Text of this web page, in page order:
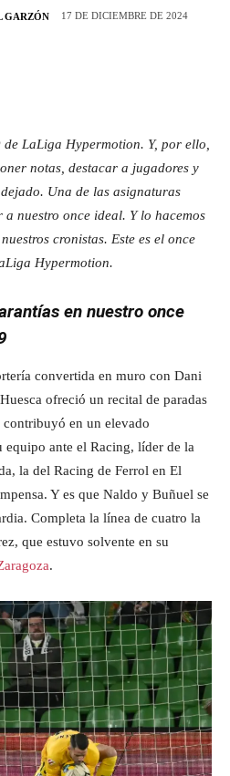
GARZÓN 17 DE DICIEMBRE DE 2024
LaLiga Hypermotion. Y, por ello,
notas, destacar a jugadores y
Una de las asignaturas
nuestro once ideal. Y lo hacemos
cronistas. Este es el once
Hypermotion.
en nuestro once
convertida en muro con Dani
ofreció un recital de paradas
en un elevado
equipo ante el Racing, líder de la
la del Racing de Ferrol en El
Y es que Naldo y Buñuel se
Completa la línea de cuatro la
que estuvo solvente en su
.